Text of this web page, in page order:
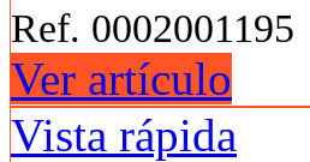
Ref. 0002001195
Ver artículo
Vista rápida